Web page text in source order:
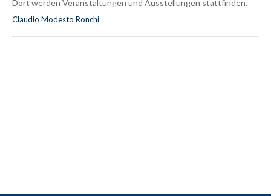
Dort werden Veranstaltungen und Ausstellungen stattfinden.
Claudio Modesto Ronchi